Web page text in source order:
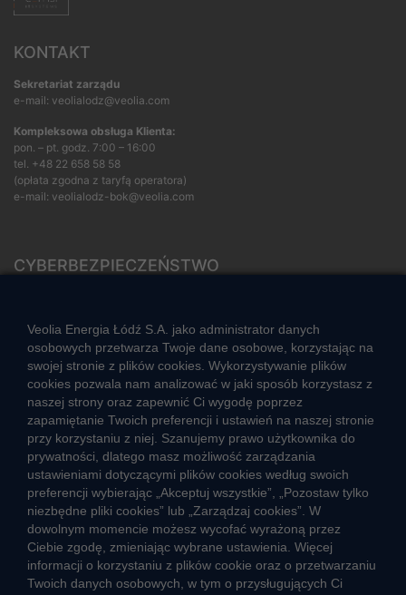
KONTAKT
Sekretariat zarządu
e-mail: veolialodz@veolia.com
Kompleksowa obsługa Klienta:
pon. – pt. godz. 7:00 – 16:00
tel. +48 22 658 58 58
(opłata zgodna z taryfą operatora)
e-mail: veolialodz-bok@veolia.com
CYBERBEZPIECZEŃSTWO
CIEPŁO SYSTEMOWE
Zalety ciepła systemowego
Ciepło przez cały rok
Usługi okołociepłownicze
Informacje ciepła systemowego
JAK POWSTAJE CIEPŁO
Veolia Energia Łódź S.A. jako administrator danych
osobowych przetwarza Twoje dane osobowe, korzystając na
swojej stronie z plików cookies. Wykorzystywanie plików
cookies pozwala nam analizować w jaki sposób korzystasz z
naszej strony oraz zapewnić Ci wygodę poprzez
zapamiętanie Twoich preferencji i ustawień na naszej stronie
przy korzystaniu z niej. Szanujemy prawo użytkownika do
prywatności, dlatego masz możliwość zarządzania
ustawieniami dotyczącymi plików cookies według swoich
preferencji wybierając „Akceptuj wszystkie”, „Pozostaw tylko
niezbędne pliki cookies” lub „Zarządzaj cookies”. W
dowolnym momencie możesz wycofać wyrażoną przez
Ciebie zgodę, zmieniając wybrane ustawienia. Więcej
informacji o korzystaniu z plików cookie oraz o przetwarzaniu
Twoich danych osobowych, w tym o przysługujących Ci